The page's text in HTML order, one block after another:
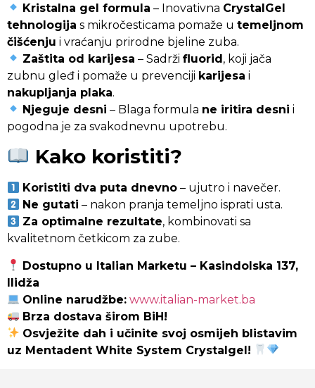
Kristalna gel formula – Inovativna CrystalGel
tehnologija s mikročesticama pomaže u temeljnom
čišćenju i vraćanju prirodne bjeline zuba.
Zaštita od karijesa – Sadržifluorid, koji jača
zubnu gleđ i pomaže u prevenciji karijesa i
nakupljanja plaka.
Njeguje desni – Blaga formula ne iritira desni i
pogodna je za svakodnevnu upotrebu.
Kako koristiti?
Koristiti dva puta dnevno – ujutro i navečer.
Ne gutati – nakon pranja temeljno isprati usta.
Za optimalne rezultate, kombinovati sa
kvalitetnom četkicom za zube.
Dostupno u Italian Marketu – Kasindolska 137,
Ilidža
Online narudžbe: www.italian-market.ba
Brza dostava širom BiH!
Osvježite dah i učinite svoj osmijeh blistavim
uz Mentadent White System Crystalgel!